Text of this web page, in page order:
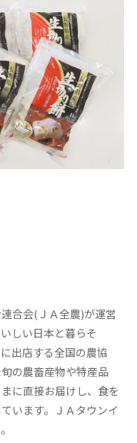
合会(ＪＡ全農)が運営
しい日本と暮らそ
出店する全国の農協
の農畜産物や特産品
に直接お届けし、食を
います。ＪＡタウンイ